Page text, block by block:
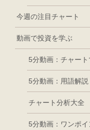
今週の注目チャート
動画で投資を学ぶ
5分動画：チャー
5分動画：用語解説
チャート分析大全
5分動画：ワンポ